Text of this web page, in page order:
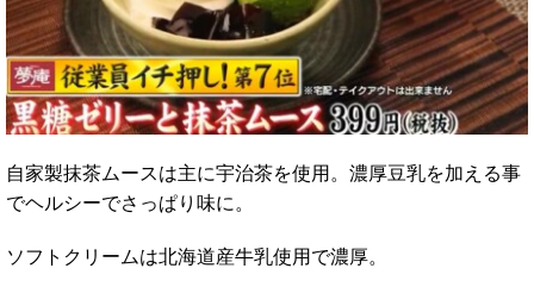
自家製抹茶ムースは主に宇治茶を使用。濃厚豆乳を加える事
でヘルシーでさっぱり味に。
ソフトクリームは北海道産牛乳使用で濃厚。